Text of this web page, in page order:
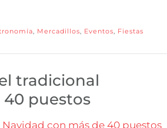
Mercadillos Eventos Fiestas
tradicional
puestos